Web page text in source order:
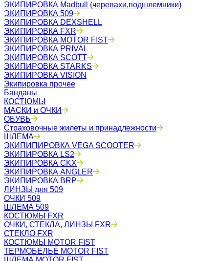
ЭКИПИРОВКА Madbull (черепахи,подшлемники)
ЭКИПИРОВКА 509
ЭКИПИРОВКА DEXSHELL
ЭКИПИРОВКА FXR
ЭКИПИРОВКА MOTOR FIST
ЭКИПИРОВКА PRIVAL
ЭКИПИРОВКА SCOTT
ЭКИПИРОВКА STARKS
ЭКИПИРОВКА VISION
Экипировка прочее
Банданы
КОСТЮМЫ
МАСКИ и ОЧКИ
ОБУВЬ
Страховочные жилеты и принадлежности
ШЛЕМА
ЭКИПИПИРОВКА VEGA SCOOTER
ЭКИПИРОВКА LS2
ЭКИПИРОВКА CKX
ЭКИПИРОВКА ANGLER
ЭКИПИРОВКА BRP
ЛИНЗЫ для 509
ОЧКИ 509
ШЛЕМА 509
КОСТЮМЫ FXR
ОЧКИ, СТЕКЛА, ЛИНЗЫ FXR
СТЕКЛО FXR
КОСТЮМЫ MOTOR FIST
ТЕРМОБЕЛЬЁ MOTOR FIST